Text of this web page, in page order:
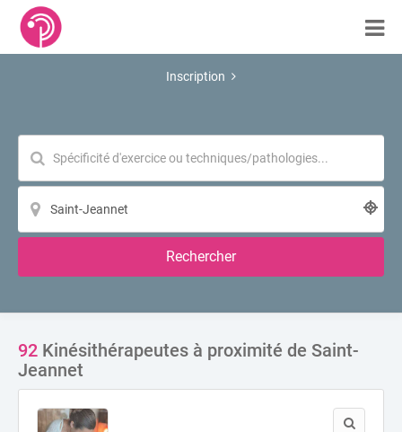
Inscription
Rechercher
92 Kinésithérapeutes à proximité de Saint-
Jeannet